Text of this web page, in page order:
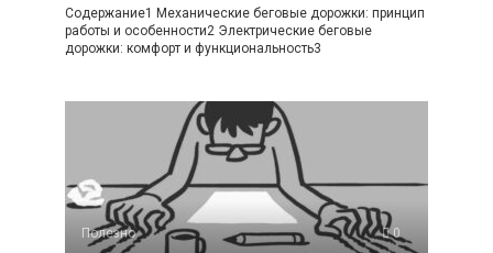
Содержание1 Механические беговые дорожки: принцип
работы и особенности2 Электрические беговые
дорожки: комфорт и функциональность3
Полезно 0